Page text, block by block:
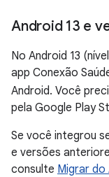
Android 13 e
No Android 13
app Conexão
Android. Você
pela Google Play
Se você integrou
e versões
consulte Migrar do